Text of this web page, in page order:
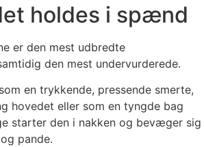
holdes i spænd
er den mest udbredte
den mest undervurderede.
en trykkende, pressende smerte,
hovedet eller som en tyngde bag
starter den i nakken og bevæger sig
pande.